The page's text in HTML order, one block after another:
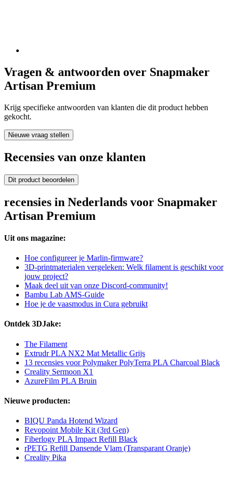
Vragen & antwoorden over Snapmaker
Artisan Premium
Krijg specifieke antwoorden van klanten die dit product hebben
gekocht.
Nieuwe vraag stellen
Recensies van onze klanten
Dit product beoordelen
recensies in Nederlands voor Snapmaker
Artisan Premium
Uit ons magazine:
Hoe configureer je Marlin-firmware?
3D-printmaterialen vergeleken: Welk filament is geschikt voor
jouw project?
Maak deel uit van onze Discord-community!
Bambu Lab AMS-Guide
Hoe je de vaasmodus in Cura gebruikt
Ontdek 3DJake:
The Filament
Extrudr PLA NX2 Mat Metallic Grijs
13 recensies voor Polymaker PolyTerra PLA Charcoal Black
Creality Sermoon X1
AzureFilm PLA Bruin
Nieuwe producten:
BIQU Panda Hotend Wizard
Revopoint Mobile Kit (3rd Gen)
Fiberlogy PLA Impact Refill Black
rPETG Refill Dansende Vlam (Transparant Oranje)
Creality Pika